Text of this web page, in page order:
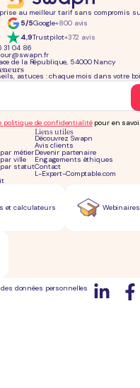
au meilleur tarif sans compromis
5/5Google+800 avis
4,9Trustpilot+372 avis
31 04 86
de la République, 54000 Nancy
métier
ville
par statut
Liens utiles
Découvrez Swapn
Avis clients
Devenir partenaire
Engagements éthiques
Contact
L-Expert-Comptable.com
astuces : chaque mois dans votre
politique de confidentialitépour en
et calculateurs Webinaires
données personnelles